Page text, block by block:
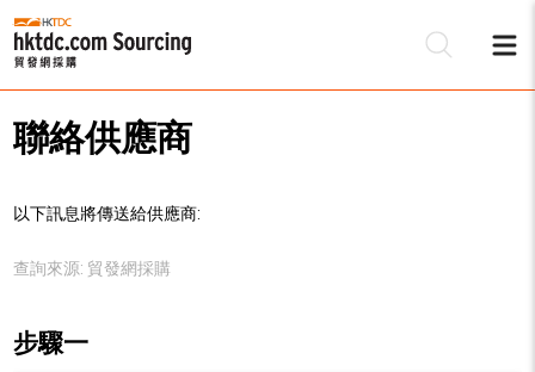
聯絡供應商
以下訊息將傳送給供應商:
查詢來源: 貿發網採購
步驟一